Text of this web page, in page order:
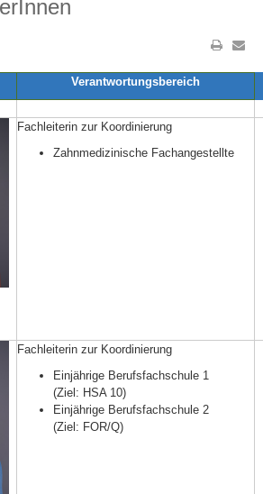
Verantwortungsbereich
Fachleiterin zur Koordinierung
Zahnmedizinische Fachangestellte
Fachleiterin zur Koordinierung
Einjährige Berufsfachschule 1
(Ziel: HSA 10)
Einjährige Berufsfachschule 2
(Ziel: FOR/Q)